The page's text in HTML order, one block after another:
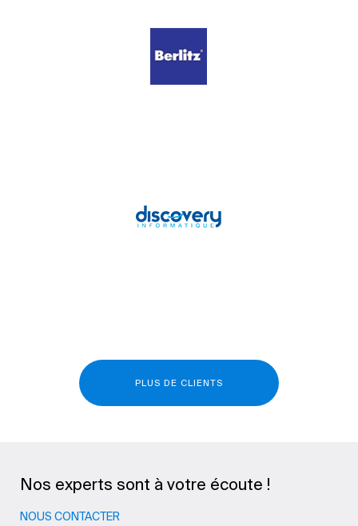
PLUS DE CLIENTS
Nos experts sont à votre écoute !
NOUS CONTACTER